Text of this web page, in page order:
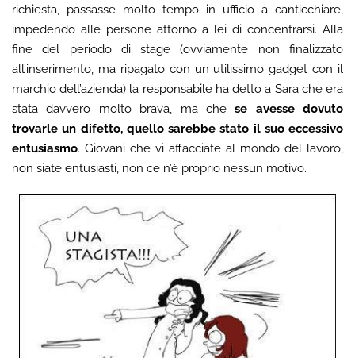
richiesta, passasse molto tempo in ufficio a canticchiare,
impedendo alle persone attorno a lei di concentrarsi. Alla
fine del periodo di stage (ovviamente non finalizzato
all’inserimento, ma ripagato con un utilissimo gadget con il
marchio dell’azienda) la responsabile ha detto a Sara che era
stata davvero molto brava, ma chese avesse dovuto
trovarle un difetto, quello sarebbe stato il suo eccessivo
entusiasmo. Giovani che vi affacciate al mondo del lavoro,
non siate entusiasti, non ce n’è proprio nessun motivo.